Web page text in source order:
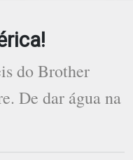
do Brother
De dar água na